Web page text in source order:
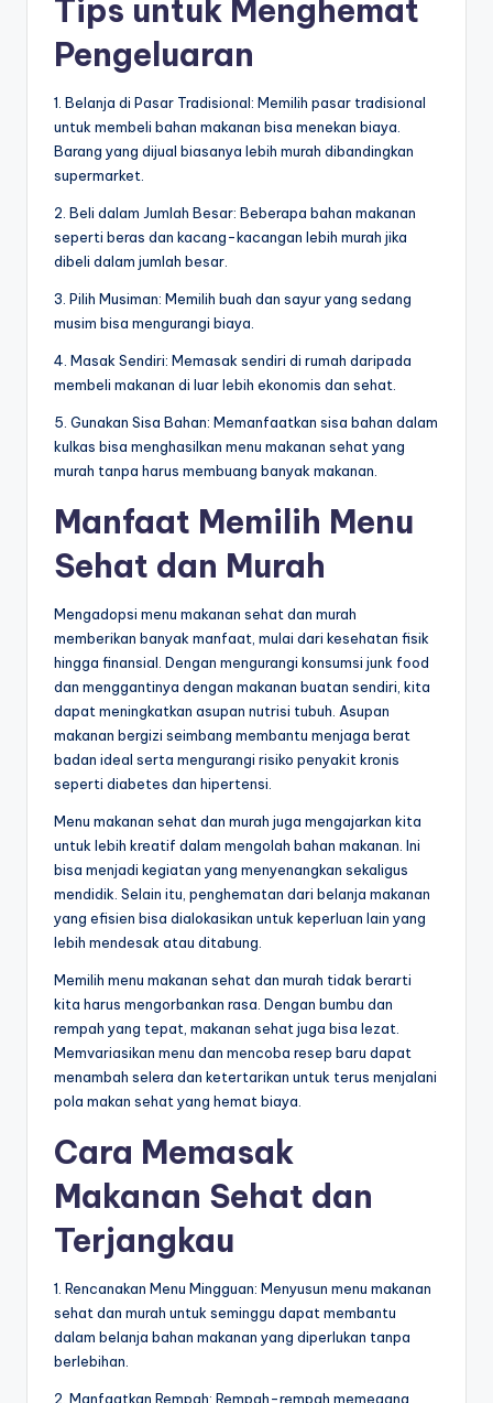
Tips untuk Menghemat
Pengeluaran
1. Belanja di Pasar Tradisional: Memilih pasar tradisional
untuk membeli bahan makanan bisa menekan biaya.
Barang yang dijual biasanya lebih murah dibandingkan
supermarket.
2. Beli dalam Jumlah Besar: Beberapa bahan makanan
seperti beras dan kacang-kacangan lebih murah jika
dibeli dalam jumlah besar.
3. Pilih Musiman: Memilih buah dan sayur yang sedang
musim bisa mengurangi biaya.
4. Masak Sendiri: Memasak sendiri di rumah daripada
membeli makanan di luar lebih ekonomis dan sehat.
5. Gunakan Sisa Bahan: Memanfaatkan sisa bahan dalam
kulkas bisa menghasilkan menu makanan sehat yang
murah tanpa harus membuang banyak makanan.
Manfaat Memilih Menu
Sehat dan Murah
Mengadopsi menu makanan sehat dan murah
memberikan banyak manfaat, mulai dari kesehatan fisik
hingga finansial. Dengan mengurangi konsumsi junk food
dan menggantinya dengan makanan buatan sendiri, kita
dapat meningkatkan asupan nutrisi tubuh. Asupan
makanan bergizi seimbang membantu menjaga berat
badan ideal serta mengurangi risiko penyakit kronis
seperti diabetes dan hipertensi.
Menu makanan sehat dan murah juga mengajarkan kita
untuk lebih kreatif dalam mengolah bahan makanan. Ini
bisa menjadi kegiatan yang menyenangkan sekaligus
mendidik. Selain itu, penghematan dari belanja makanan
yang efisien bisa dialokasikan untuk keperluan lain yang
lebih mendesak atau ditabung.
Memilih menu makanan sehat dan murah tidak berarti
kita harus mengorbankan rasa. Dengan bumbu dan
rempah yang tepat, makanan sehat juga bisa lezat.
Memvariasikan menu dan mencoba resep baru dapat
menambah selera dan ketertarikan untuk terus menjalani
pola makan sehat yang hemat biaya.
Cara Memasak
Makanan Sehat dan
Terjangkau
1. Rencanakan Menu Mingguan: Menyusun menu makanan
sehat dan murah untuk seminggu dapat membantu
dalam belanja bahan makanan yang diperlukan tanpa
berlebihan.
2. Manfaatkan Rempah: Rempah-rempah memegang